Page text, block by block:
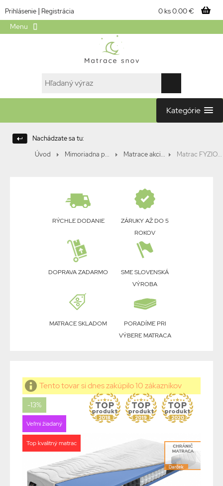
Prihlásenie | Registrácia 0 ks0.00 €
Menu
Kategórie
Nachádzate sa tu:
Úvod
Mimoriadna p... Matrace akci... Matrac FYZIO...
RÝCHLE DODANIE
ZÁRUKY AŽ DO 5
ROKOV
DOPRAVA ZADARMO
SME SLOVENSKÁ
VÝROBA
MATRACE SKLADOM
PORADÍME PRI
VÝBERE MATRACA
Tento tovar si dnes zakúpilo 10 zákazníkov
-13%
Veľmi žiadaný
Top kvalitný matrac